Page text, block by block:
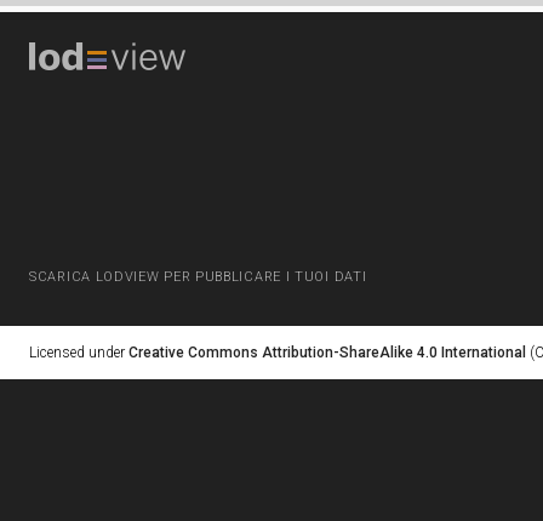
SCARICA LODVIEW PER PUBBLICARE I TUOI DATI
Licensed under Creative Commons Attribution-ShareAlike 4.0 International